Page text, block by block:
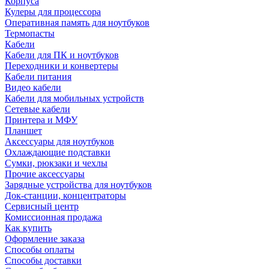
Кулеры для процессора
Оперативная память для ноутбуков
Термопасты
Кабели
Кабели для ПК и ноутбуков
Переходники и конвертеры
Кабели питания
Видео кабели
Кабели для мобильных устройств
Сетевые кабели
Принтера и МФУ
Планшет
Аксессуары для ноутбуков
Охлаждающие подставки
Сумки, рюкзаки и чехлы
Прочие аксессуары
Зарядные устройства для ноутбуков
Док-станции, концентраторы
Сервисный центр
Комиссионная продажа
Как купить
Оформление заказа
Способы оплаты
Способы доставки